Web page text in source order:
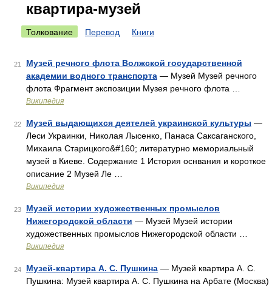
квартира-музей
Толкование Перевод Книги
21
Музей речного флота Волжской государственной
академии водного транспорта — Музей Музей речного
флота Фрагмент экспозиции Музея речного флота …
Википедия
22 Музей выдающихся деятелей украинской культуры —
Леси Украинки, Николая Лысенко, Панаса Саксаганского,
Михаила Старицкого&#160; литературно мемориальный
музей в Киеве. Содержание 1 История оснвания и короткое
описание 2 Музей Ле …
Википедия
23
Музей истории художественных промыслов
Нижегородской области — Музей Музей истории
художественных промыслов Нижегородской области …
Википедия
24 Музей-квартира А. С. Пушкина — Музей квартира А. С.
Пушкина: Музей квартира А. С. Пушкина на Арбате (Москва)